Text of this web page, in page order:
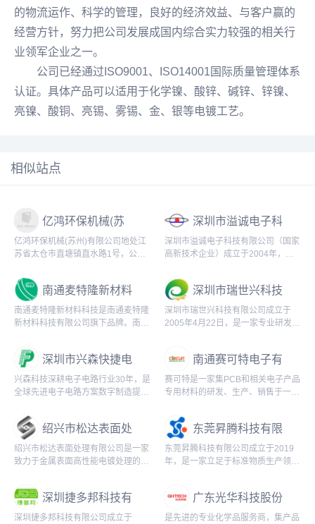
的物流运作、科学的管理，良好的经济效益、与客户赢的
经营方针，努力把公司发展成国内综合实力较强的相关行
业领军企业之一。
公司已经通过ISO9001、ISO14001国际质量管理体系
认证。具体产品可以适用于化学镍、酸锌、碱锌、锌镍、
亮镍、酸铜、亮锡、雾锡、金、银等电镀工艺。
相似站点
亿鸿环保机械(苏
州)有限公司
亿鸿环保机械(苏州)有限公司地处江
苏省太仓市直塘镇直水路1号，公司
涂装设备的客制化产品设计。
深圳市溢诚电子科
技有限公司
深圳市溢诚电子科技有限公司（国家
高新技术企业）成立于2004年，本
司合作研发PCB全制程、尤其及以表
面处理制程为...
南通麦特隆新材料
科技有限
南通麦特隆新材料科技是南通麦特隆
新材料科技有限公司旗下品牌。南通
2018年07月19日。
深圳市瑞世兴科技
有限公司
深圳市瑞世兴科技有限公司成立于
2005年4月22日，是一家专业研发致
燃材料、金...
深圳市兴森快捷电
路科技股份有限
公...
兴森科技深耕电子电路行业30年，是
全球先进电子电路方案数字制造提供
技术及关键产品量产能力，产品布局
覆盖电子硬件三...
南通赛可特电子有
限公司
赛可特是一家集PCB和相关电子产品
专用材料的研发、生产、销售于一体
品的化学配方材料，是赛可特电子研
发和生产基地...
绍兴市松达表面处
理有限公司
绍兴市松达表面处理有限公司是一家
致力于金属表面高性能电镀处理的综
车配件、工程机械、新能源、通讯行
业等。
东莞昇腾科技有限
公司
东莞昇腾科技有限公司成立于2019
年，是一家立足于标准物质生产领域
生产
深圳捷多邦科技有
限公司
深圳捷多邦科技有限公司成立于
广东光华科技股份
有限公司
是先进的专业化学品服务商，集产品